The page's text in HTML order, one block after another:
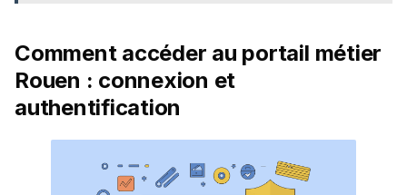
Comment accéder au portail métier
Rouen : connexion et
authentification